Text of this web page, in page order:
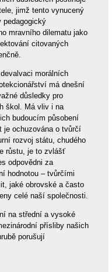
jimž tento vynucený
pedagogický
mravního dilematu jako
citovaných
morálních
má dnešní
důsledky pro
škol. Má vliv i na
budoucím působení
je ochuzována o tvůrčí
rozvoj státu, chudého
růstu, je to zvlášť
odpovědni za
hodnotou – tvůrčími
jaké obrovské a často
celé naší společnosti.
na střední a vysoké
přísliby našich
porušují